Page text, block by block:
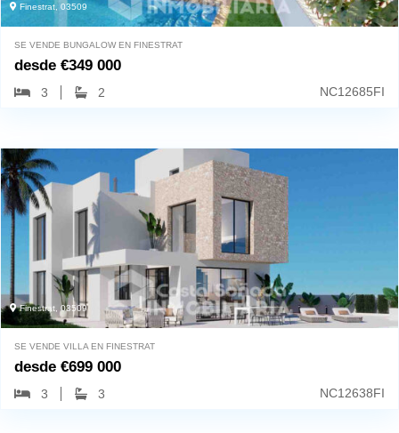
Finestrat, 03509
SE VENDE BUNGALOW EN FINESTRAT
desde €349 000
3 2 NC12685FI
Finestrat, 03509
SE VENDE VILLA EN FINESTRAT
desde €699 000
3 3 NC12638FI